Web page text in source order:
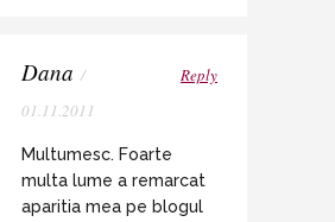
Dana /
01.11.2011
Reply
Multumesc. Foarte
multa lume a remarcat
aparitia mea pe blogul